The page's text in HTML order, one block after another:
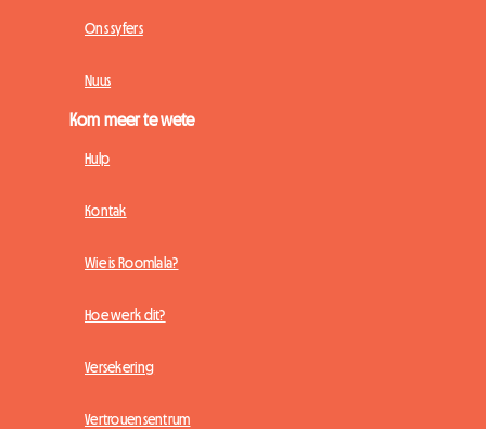
Ons syfers
Nuus
Kom meer te wete
Hulp
Kontak
Wie is Roomlala?
Hoe werk dit?
Versekering
Vertrouensentrum